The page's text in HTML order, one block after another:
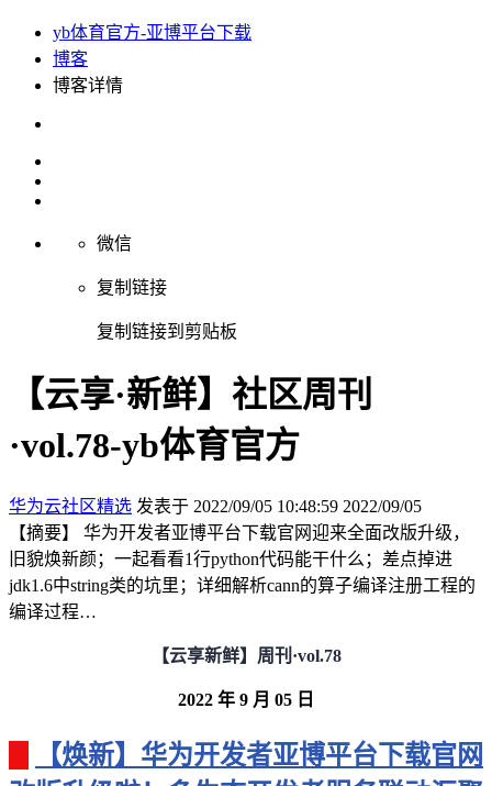
yb体育官方-亚博平台下载
博客
博客详情
微信
复制链接
复制链接到剪贴板
【云享·新鲜】社区周刊
·vol.78-yb体育官方
华为云社区精选 发表于 2022/09/05 10:48:59 2022/09/05
【摘要】 华为开发者亚博平台下载官网迎来全面改版升级，
旧貌焕新颜；一起看看1行python代码能干什么；差点掉进
jdk1.6中string类的坑里；详细解析cann的算子编译注册工程的
编译过程…
【云享新鲜】周刊 ·vol.78
2022 年 9 月 05 日
【焕新】华为开发者亚博平台下载官网